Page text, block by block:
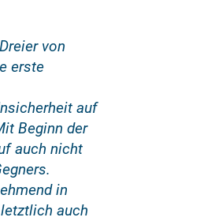
von
erste
auf
Beginn der
auch nicht
in
auch